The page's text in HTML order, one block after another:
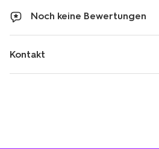
Noch keine Bewertungen
Kontakt